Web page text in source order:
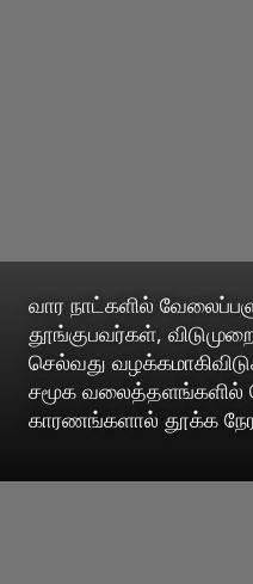
வார நாட்களில்
தூங்குபவர்கள்,
செல்வது
சமூக வலைத்தளங்களில்
காரணங்களால் தூக்க